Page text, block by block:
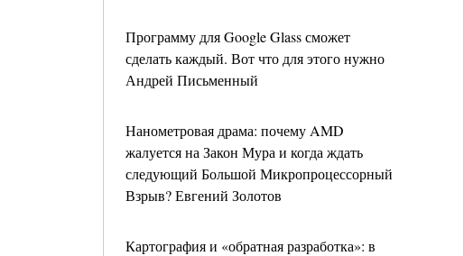
Программу для Google Glass сможет
сделать каждый. Вот что для этого нужно
Андрей Письменный
Нанометровая драма: почему AMD
жалуется на Закон Мура и когда ждать
следующий Большой Микропроцессорный
Взрыв? Евгений Золотов
Картография и «обратная разработка»: в